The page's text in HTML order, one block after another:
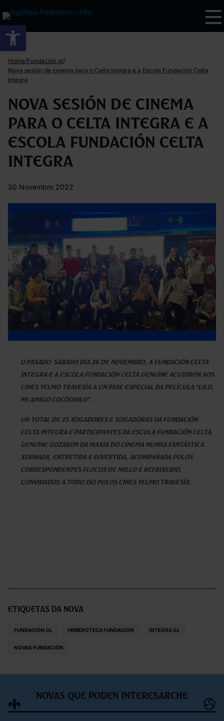
Abrir barra de ferramentas
Home/Fundación gl/
Nova sesión de cinema para o Celta Integra e a Escola Fundación Celta
Integra
Nova sesión de cinema
para o Celta Integra e a
Escola Fundación Celta
Integra
30 Novembro 2022
O pasado sábado día 26 de novembro, a Fundación Celta
Integra e a Escola Fundación Celta Genuine acudiron aos
Cines Yelmo Travesía a un pase especial da película “Lilo,
mi amigo cocodrilo”.
Un total de 25 xogadores e xogadoras da Fundación
Celta Integra e participantes da Escola Fundación Celta
Genuine gozaron da maxia do cinema nunha fantástica
xornada, entretida e divertida, acompañada polos
correspondentes flocos de millo e refrixerio,
convidados a todo iso polos Cines Yelmo Travesía.
Etiquetas da nova
FUNDACIÓN GL HEMEROTECA FUNDACIÓN INTEGRA GL
NOVAS FUNDACIÓN
Novas que poden interesarche